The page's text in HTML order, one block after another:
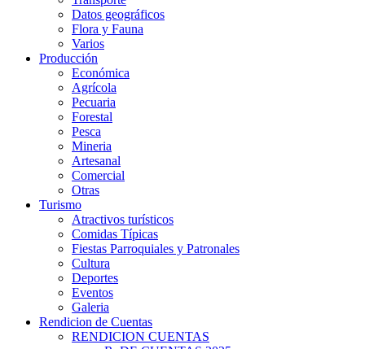
Datos geográficos
Flora y Fauna
Varios
Producción
Económica
Agrícola
Pecuaria
Forestal
Pesca
Mineria
Artesanal
Comercial
Otras
Turismo
Atractivos turísticos
Comidas Típicas
Fiestas Parroquiales y Patronales
Cultura
Deportes
Eventos
Galeria
Rendicion de Cuentas
RENDICION CUENTAS